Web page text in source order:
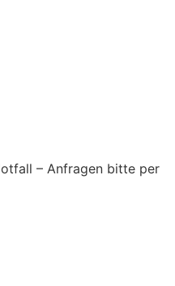
– Anfragen bitte per